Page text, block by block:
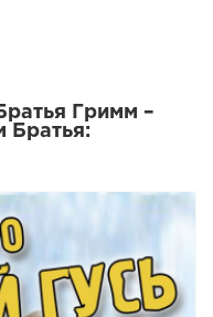
Гримм –
Братья: